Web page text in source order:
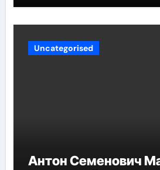
Uncategorised
Антон Семенович